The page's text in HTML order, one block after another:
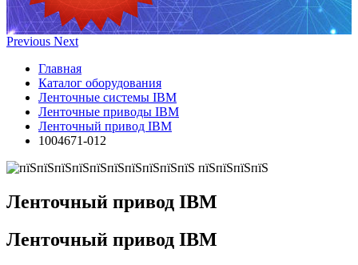
Previous Next
Главная
Каталог оборудования
Ленточные системы IBM
Ленточные приводы IBM
Ленточный привод IBM
1004671-012
Ленточный привод IBM
Ленточный привод IBM